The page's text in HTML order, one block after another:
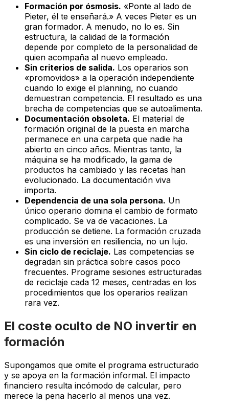
Formación por ósmosis. «Ponte al lado de
Pieter, él te enseñará.» A veces Pieter es un
gran formador. A menudo, no lo es. Sin
estructura, la calidad de la formación
depende por completo de la personalidad de
quien acompaña al nuevo empleado.
Sin criterios de salida. Los operarios son
«promovidos» a la operación independiente
cuando lo exige el planning, no cuando
demuestran competencia. El resultado es una
brecha de competencias que se autoalimenta.
Documentación obsoleta. El material de
formación original de la puesta en marcha
permanece en una carpeta que nadie ha
abierto en cinco años. Mientras tanto, la
máquina se ha modificado, la gama de
productos ha cambiado y las recetas han
evolucionado. La documentación viva
importa.
Dependencia de una sola persona. Un
único operario domina el cambio de formato
complicado. Se va de vacaciones. La
producción se detiene. La formación cruzada
es una inversión en resiliencia, no un lujo.
Sin ciclo de reciclaje. Las competencias se
degradan sin práctica sobre casos poco
frecuentes. Programe sesiones estructuradas
de reciclaje cada 12 meses, centradas en los
procedimientos que los operarios realizan
rara vez.
El coste oculto de NO invertir en
formación
Supongamos que omite el programa estructurado
y se apoya en la formación informal. El impacto
financiero resulta incómodo de calcular, pero
merece la pena hacerlo al menos una vez.